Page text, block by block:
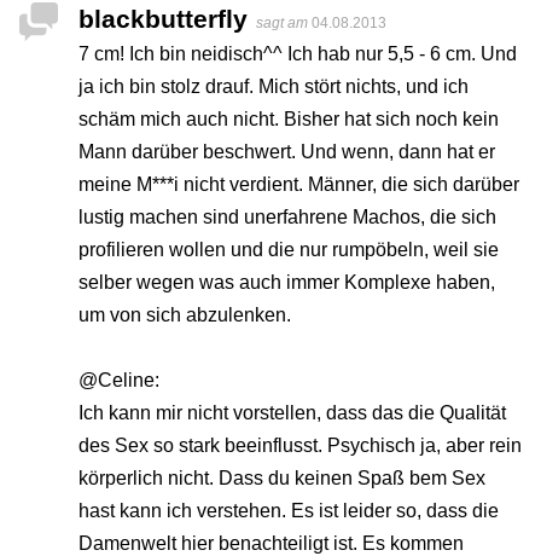
blackbutterfly sagt am 04.08.2013
7 cm! Ich bin neidisch^^ Ich hab nur 5,5 - 6 cm. Und
ja ich bin stolz drauf. Mich stört nichts, und ich
schäm mich auch nicht. Bisher hat sich noch kein
Mann darüber beschwert. Und wenn, dann hat er
meine M***i nicht verdient. Männer, die sich darüber
lustig machen sind unerfahrene Machos, die sich
profilieren wollen und die nur rumpöbeln, weil sie
selber wegen was auch immer Komplexe haben,
um von sich abzulenken.
@Celine:
Ich kann mir nicht vorstellen, dass das die Qualität
des Sex so stark beeinflusst. Psychisch ja, aber rein
körperlich nicht. Dass du keinen Spaß bem Sex
hast kann ich verstehen. Es ist leider so, dass die
Damenwelt hier benachteiligt ist. Es kommen